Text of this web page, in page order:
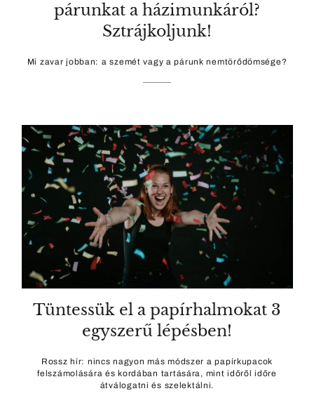
párunkat a házimunkáról?
Sztrájkoljunk!
Mi zavar jobban: a szemét vagy a párunk nemtörődömsége?
Tüntessük el a papírhalmokat 3
egyszerű lépésben!
Rossz hír: nincs nagyon más módszer a papírkupacok
felszámolására és kordában tartására, mint időről időre
átválogatni és szelektálni.